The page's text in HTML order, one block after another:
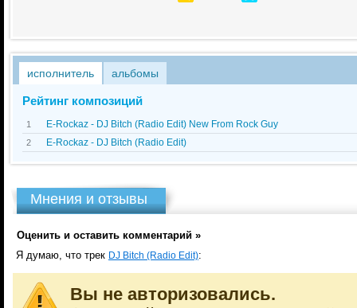
исполнитель альбомы
Рейтинг композиций
1 E-Rockaz - DJ Bitch (Radio Edit) New From Rock Guy
2 E-Rockaz - DJ Bitch (Radio Edit)
Мнения и отзывы
Оценить и оставить комментарий »
Я думаю, что трек DJ Bitch (Radio Edit):
Вы не авторизовались.